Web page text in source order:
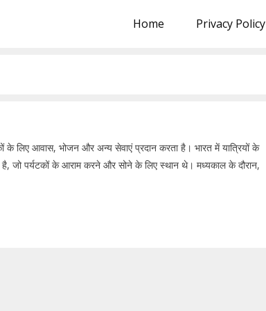
Home Privacy Policy
के लिए आवास, भोजन और अन्य सेवाएं प्रदान करता है। भारत में यात्रियों के
जो पर्यटकों के आराम करने और सोने के लिए स्थान थे। मध्यकाल के दौरान,